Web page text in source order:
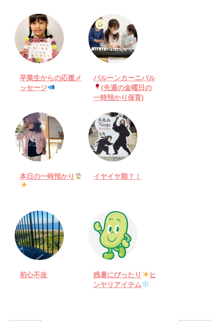
卒業生からの応援メ
ッセージ
バルーンカーニバル
(先週の金曜日の
一時預かり保育)
本日の一時預かり イヤイヤ期？！
初心不改 残暑にぴったり
ヒ
ンヤリアイテム